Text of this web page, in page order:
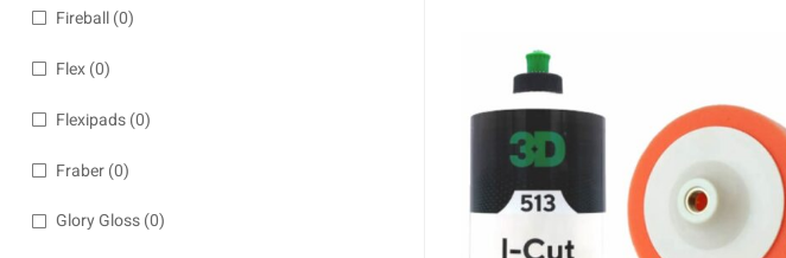
Fireball(0)
Flex(0)
Flexipads(0)
Fraber(0)
Glory Gloss(0)